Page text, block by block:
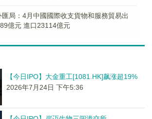
匯局：4月中國國際收支貨物和服務貿易出
億元 進口23114億元
【今日IPO】大金重工[1081.HK]飙涨超19%
2026年7月24日 下午5:36